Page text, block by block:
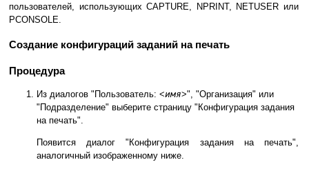
пользователей, использующих CAPTURE, NPRINT, NETUSER или
PCONSOLE.
Создание конфигураций заданий на печать
Процедура
Из диалогов "Пользователь: <имя>", "Организация" или
"Подразделение" выберите страницу "Конфигурация задания
на печать".
Появится диалог "Конфигурация задания на печать",
аналогичный изображенному ниже.